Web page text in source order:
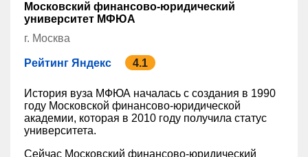
Московский финансово-юридический
университет МФЮА
г. Москва
Рейтинг Яндекс 4.1
История вуза МФЮА началась с создания в 1990
году Московской финансово-юридической
академии, которая в 2010 году получила статус
университета.
Сейчас Московский финансово-юридический